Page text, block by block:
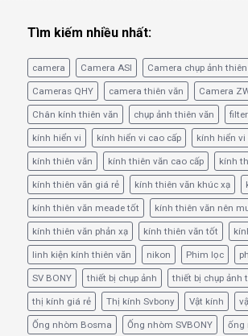
Tìm kiếm nhiều nhất:
camera Camera ASI Camera chụp ảnh
Cameras QHY camera thiên văn Camera
Chân kính thiên văn chụp ảnh thiên văn filter
kính hiển vi kính hiển vi cao cấp kính hiển
kính thiên văn kính thiên văn cao cấp kính
kính thiên văn giá rẻ kính thiên văn khúc xạ
kính thiên văn meade tốt kính thiên văn nên
kính thiên văn phản xạ kính thiên văn tốt
linh kiện kính thiên văn nikon Phim lọc
SV BONY thiết bị chụp ảnh thiết bị chụp ảnh
thị kính giá rẻ Thị kính Svbony Vật kính
Ống nhòm Bosma Ống nhòm SVBONY ống